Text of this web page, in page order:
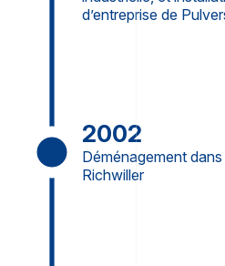
d’entreprise de
2002
Déménagement
Richwiller